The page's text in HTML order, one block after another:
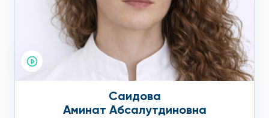
Саидова
Аминат Абсалутдиновна